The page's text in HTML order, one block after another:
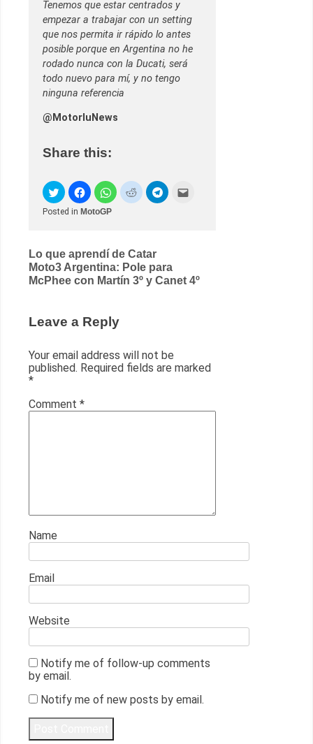
Tenemos que estar centrados y
empezar a trabajar con un setting
que nos permita ir rápido lo antes
posible porque en Argentina no he
rodado nunca con la Ducati, será
todo nuevo para mí, y no tengo
ninguna referencia
@MotorluNews
Share this:
Posted in MotoGP
Post
navigation
Lo que aprendí de Catar
Moto3 Argentina: Pole para
McPhee con Martín 3º y Canet 4º
Leave a Reply
Your email address will not be
published. Required fields are marked
*
Comment *
Name
Email
Website
Notify me of follow-up comments
by email.
Notify me of new posts by email.